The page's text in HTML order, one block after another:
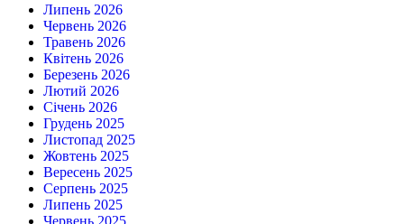
Липень 2026
Червень 2026
Травень 2026
Квітень 2026
Березень 2026
Лютий 2026
Січень 2026
Грудень 2025
Листопад 2025
Жовтень 2025
Вересень 2025
Серпень 2025
Липень 2025
Червень 2025